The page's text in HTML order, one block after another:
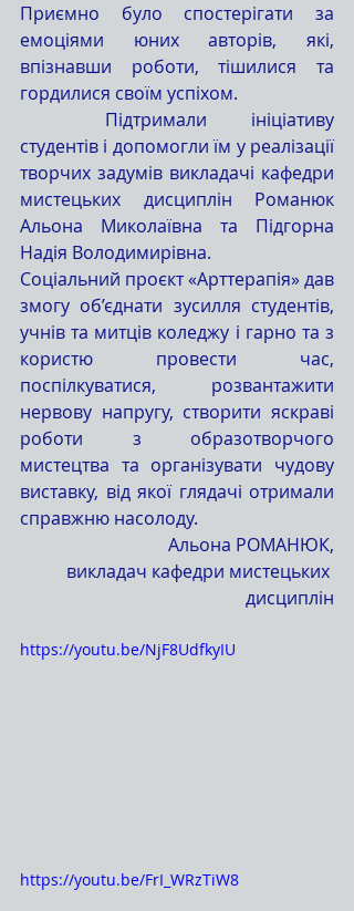
Приємно було спостерігати за
емоціями юних авторів, які,
впізнавши роботи, тішилися та
гордилися своїм успіхом.
студентів і допомогли їм у реалізації
творчих задумів викладачі кафедри
мистецьких дисциплін Романюк
Альона Миколаївна та Підгорна
Надія Володимирівна.
Соціальний проєкт «Арттерапія» дав
змогу об’єднати зусилля студентів,
учнів та митців коледжу і гарно та з
користю провести час,
поспілкуватися, розвантажити
нервову напругу, створити яскраві
роботи з образотворчого
мистецтва та організувати чудову
виставку, від якої глядачі отримали
справжню насолоду.
Альона РОМАНЮК,
дисциплін
https://youtu.be/NjF8UdfkyIU
https://youtu.be/FrI_WRzTiW8